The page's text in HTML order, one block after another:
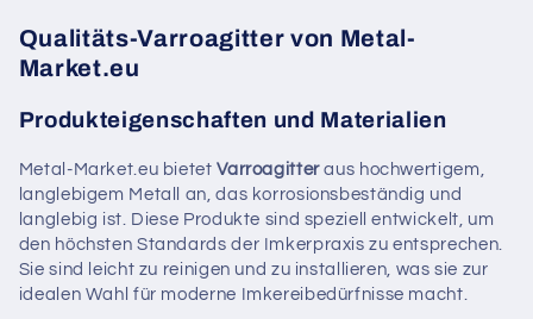
Qualitäts-Varroagitter von Metal-
Market.eu
Produkteigenschaften und Materialien
Metal-Market.eu bietetVarroagitteraus hochwertigem,
langlebigem Metall an, das korrosionsbeständig und
langlebig ist. Diese Produkte sind speziell entwickelt, um
den höchsten Standards der Imkerpraxis zu entsprechen.
Sie sind leicht zu reinigen und zu installieren, was sie zur
idealen Wahl für moderne Imkereibedürfnisse macht.